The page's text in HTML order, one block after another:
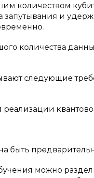
количеством
и
количества
следующие
реализации
быть
можно